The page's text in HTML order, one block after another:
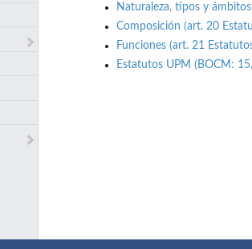
Naturaleza, tipos y
Composición (art. 20
Funciones (art. 21
Estatutos UPM (BOCM: